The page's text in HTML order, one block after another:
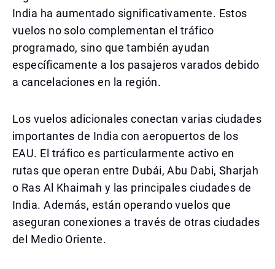
India ha aumentado significativamente. Estos
vuelos no solo complementan el tráfico
programado, sino que también ayudan
específicamente a los pasajeros varados debido
a cancelaciones en la región.
Los vuelos adicionales conectan varias ciudades
importantes de India con aeropuertos de los
EAU. El tráfico es particularmente activo en
rutas que operan entre Dubái, Abu Dabi, Sharjah
o Ras Al Khaimah y las principales ciudades de
India. Además, están operando vuelos que
aseguran conexiones a través de otras ciudades
del Medio Oriente.